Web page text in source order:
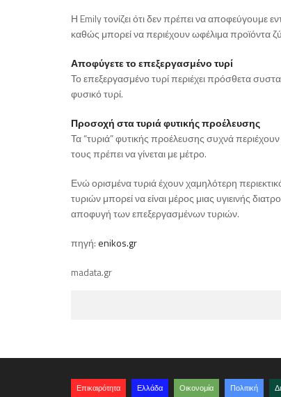
Η Emily τονίζει ότι δεν πρέπει να
καθώς μπορεί να περιέχουν ωφέλιμα προϊόντα
Αποφύγετε το επεξεργασμένο τυρί
Το επεξεργασμένο τυρί περιέχει πρόσθετα
φυσικό τυρί.
Προσοχή στα τυριά φυτικής προέλευσης
Τα “τυριά” φυτικής προέλευσης συχνά
τους πρέπει να γίνεται με μέτρο.
Ενώ ορισμένα τυριά έχουν χαμηλότερη
τυριών μπορεί να είναι μέρος μιας υγιεινής
αποφυγή των επεξεργασμένων τυριών.
πηγή: enikos.gr
madata.gr
Επικαιρότητα Ελλάδα Οικονομία Πολιτική